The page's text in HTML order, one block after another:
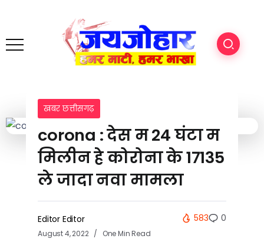
खबर छत्तीसगढ़
corona : देस म 24 घंटा म
मिलीन हे कोरोना के 17135
ले जादा नवा मामला
Editor Editor
August 4, 2022 One Min Read
583 0